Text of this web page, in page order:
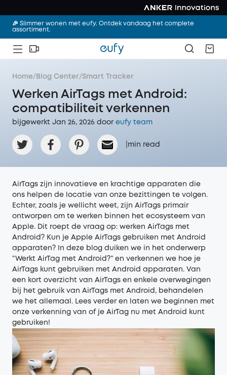
🎉 Slimmer wonen met eufy. Ontdek vandaag het complete
assortiment.
Home/ Blog Center/Smart Tracker
Werken AirTags met Android:
compatibiliteit verkennen
bijgewerkt Jan 26, 2026 door‌ eufy team
min read
AirTags zijn innovatieve en krachtige apparaten die
ons helpen de locatie van onze bezittingen te volgen.
Echter, zoals je wellicht weet, zijn AirTags primair
ontworpen om te werken binnen het ecosysteem van
Apple. Dit roept de vraag op: werken AirTags met
Android? Kun je Apple AirTags gebruiken met Android
apparaten? In deze blog duiken we in het onderwerp
“Werkt AirTag met Android?” en verkennen we hoe je
AirTags kunt gebruiken met Android apparaten. Van
een kort overzicht van AirTags en enkele overwegingen
bij het gebruik van AirTags met Android, behandelen
we het allemaal. Lees verder en laten we beginnen met
onze verkenning van of je AirTag nu met Android kunt
gebruiken!